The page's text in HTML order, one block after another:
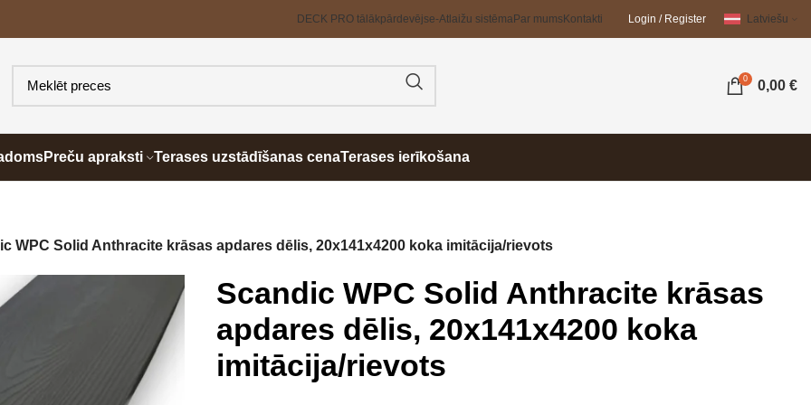
DECK PRO tālākpārdevējse-Atlaižu sistēmaPar mumsKontakti Login / Register Latviešu
0 0,00 €
Preču apraksti Terases uzstādīšanas cenaTerases ierīkošana
WPC Solid Anthracite krāsas apdares dēlis, 20x141x4200 koka imitācija/rievots
Scandic WPC Solid Anthracite krāsas
apdares dēlis, 20x141x4200 koka
imitācija/rievots